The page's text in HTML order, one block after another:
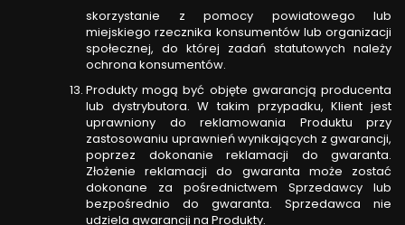
skorzystanie z pomocy powiatowego lub
miejskiego rzecznika konsumentów lub organizacji
społecznej, do której zadań statutowych należy
ochrona konsumentów.
Produkty mogą być objęte gwarancją producenta
lub dystrybutora. W takim przypadku, Klient jest
uprawniony do reklamowania Produktu przy
zastosowaniu uprawnień wynikających z gwarancji,
poprzez dokonanie reklamacji do gwaranta.
Złożenie reklamacji do gwaranta może zostać
dokonane za pośrednictwem Sprzedawcy lub
bezpośrednio do gwaranta. Sprzedawca nie
udziela gwarancji na Produkty.